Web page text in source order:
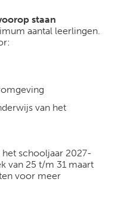
staan
aantal leerlingen.
van het
schooljaar 2027-
van 25 t/m 31 maart
voor meer